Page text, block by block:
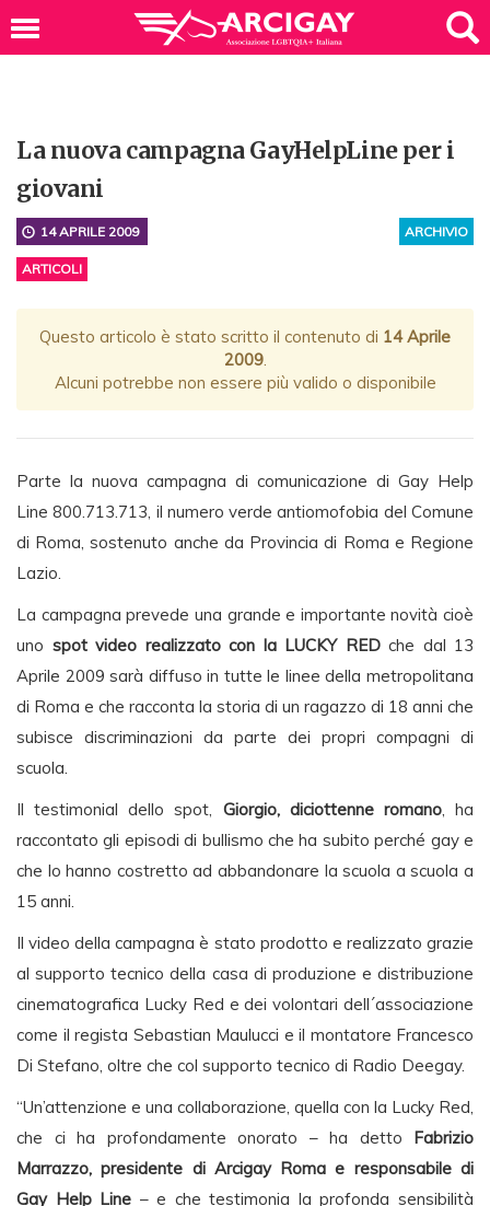
La nuova campagna GayHelpLine per i
giovani
ARCHIVIO
14 APRILE 2009
ARTICOLI
Questo articolo è stato scritto il contenuto di 14 Aprile
2009.
Alcuni potrebbe non essere più valido o disponibile
Parte la nuova campagna di comunicazione di Gay Help
Line 800.713.713, il numero verde antiomofobia del Comune
di Roma, sostenuto anche da Provincia di Roma e Regione
Lazio.
La campagna prevede una grande e importante novità cioè
uno spot video realizzato con la LUCKY REDche dal 13
Aprile 2009 sarà diffuso in tutte le linee della metropolitana
di Roma e che racconta la storia di un ragazzo di 18 anni che
subisce discriminazioni da parte dei propri compagni di
scuola.
Il testimonial dello spot, Giorgio, diciottenne romano, ha
raccontato gli episodi di bullismo che ha subito perché gay e
che lo hanno costretto ad abbandonare la scuola a scuola a
15 anni.
Il video della campagna è stato prodotto e realizzato grazie
al supporto tecnico della casa di produzione e distribuzione
cinematografica Lucky Red e dei volontari dell´associazione
come il regista Sebastian Maulucci e il montatore Francesco
Di Stefano, oltre che col supporto tecnico di Radio Deegay.
“Un’attenzione e una collaborazione, quella con la Lucky Red,
che ci ha profondamente onorato – ha detto Fabrizio
Marrazzo, presidente di Arcigay Roma e responsabile di
Gay Help Line – e che testimonia la profonda sensibilità